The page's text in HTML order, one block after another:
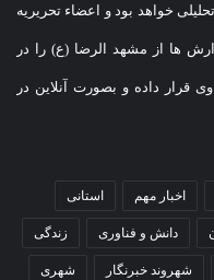
خواهد بود و اعضاء تحریریه
ها از مشهد الرضا (ع) را در
قرار داده و بصورت آنلاین در
اخبار مهم استانی
دانش و فناوری زندگی
شهروند خبرنگار شهری